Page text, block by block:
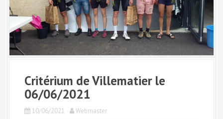
Critérium de Villematier le
06/06/2021
10/06/2021 Webmaster